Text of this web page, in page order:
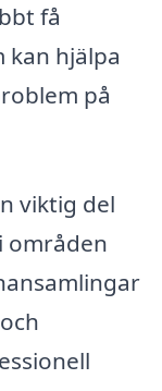
få
kan hjälpa
på
viktig del
områden